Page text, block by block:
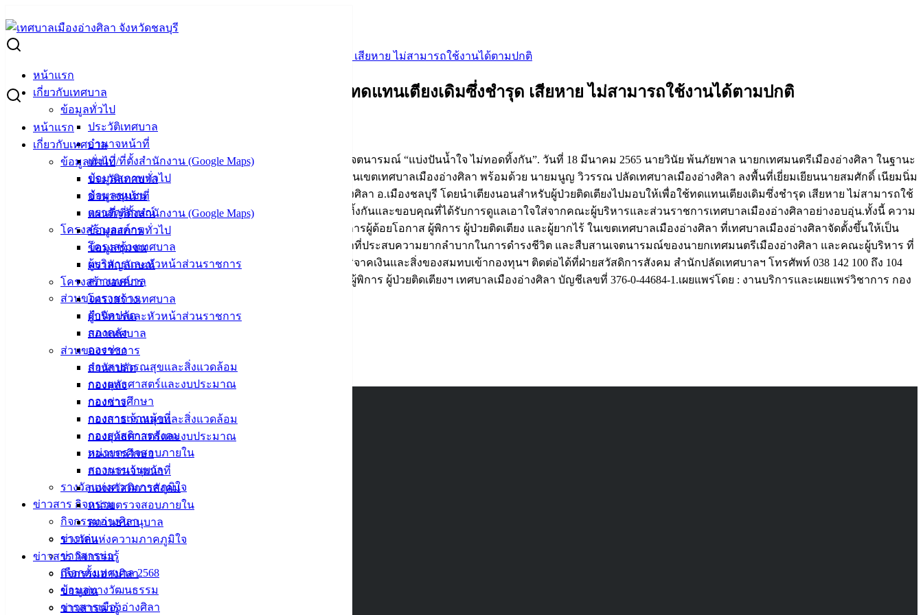
to
content
หน้าแรก
เกี่ยวกับเทศบาล
ข้อมูลทั่วไป
ประวัติเทศบาล
อำนาจหน้าที่
แผนที่/ที่ตั้งสำนักงาน (Google Maps)
ข้อมูลสภาพทั่วไป
ข้อมูลชุมชน
ตราสัญลักษณ์
โครงสร้างองค์กร
โครงสร้างเทศบาล
ผู้บริหารและหัวหน้าส่วนราชการ
สภาเทศบาล
ส่วนของราชการ
สำนักปลัด
กองคลัง
กองช่าง
กองสาธารณสุขและสิ่งแวดล้อม
กองยุทธศาสตร์และงบประมาณ
กองการศึกษา
กองการเจ้าหน้าที่
กองสวัสดิการสังคม
หน่วยตรวจสอบภายใน
สถานธนานุบาล
รางวัลแห่งความภาคภูมิใจ
ข่าวสาร กิจกรรม
กิจกรรมอ่างศิลา
ข่าวเด่น
ข่าวสารน่ารู้
เลือกตั้งเทศบาล 2568
ข้อมูลทางวัฒนธรรม
วารสารเมืองอ่างศิลา
หน้าแรก
เกี่ยวกับเทศบาล
ข้อมูลทั่วไป
ประวัติเทศบาล
อำนาจหน้าที่
แผนที่/ที่ตั้งสำนักงาน (Google Maps)
ข้อมูลสภาพทั่วไป
ข้อมูลชุมชน
ตราสัญลักษณ์
โครงสร้างองค์กร
โครงสร้างเทศบาล
ผู้บริหารและหัวหน้าส่วนราชการ
สภาเทศบาล
ส่วนของราชการ
สำนักปลัด
กองคลัง
กองช่าง
กองสาธารณสุขและสิ่งแวดล้อม
กองยุทธศาสตร์และงบประมาณ
กองการศึกษา
กองการเจ้าหน้าที่
กองสวัสดิการสังคม
หน่วยตรวจสอบภายใน
สถานธนานุบาล
รางวัลแห่งความภาคภูมิใจ
ข่าวสาร กิจกรรม
กิจกรรมอ่างศิลา
ข่าวเด่น
ข่าวสารน่ารู้
Search
for:
นำเตียงนอนสำหรับผู้ป่วยติดเตียงไปมอบให้เพื่อใช้ทดแทนเตียงเดิมซึ่งชำรุด เสียหาย ไม่สามารถใช้งานได้ตามปกติ
นำเตียงนอนสำหรับผู้ป่วยติดเตียงไปมอบให้เพื่อใช้ทดแทนเตียงเดิมซึ่งชำรุด เสียหาย ไม่สามารถใช้งานได้ตามปกติ
มีนาคม 18, 2022มีนาคม 21, 2022
“เทศบาลเมืองอ่างศิลา ไม่ทิ้งกัน” มอบเตียงช่วยเหลือผู้ป่วยติดเตียง สืบสานเจตนารมณ์ “แบ่งปันน้ำใจ ไม่ทอดทิ้งกัน”. วันที่ 18 มีนาคม 2565 นายวินัย พ้นภัยพาล นายกเทศมนตรีเมืองอ่างศิลา ในฐานะ
ประธานกองทุนสวัสดิการผู้ด้อยโอกาส ผู้พิการ ผู้ป่วยติดเตียง และผู้ยากไร้ ในเขตเทศบาลเมืองอ่างศิลา พร้อมด้วย นายมนูญ วิวรรณ ปลัดเทศบาลเมืองอ่างศิลา ลงพื้นที่เยี่ยมเยียนนายสมศักดิ์ เนียมนิ่ม
ผู้ป่วยติดเตียงไม่สามารถเดินได้ พักอยู่ภายในถนนมิตรสัมพันธ์ ซอย 2 ต.อ่างศิลา อ.เมืองชลบุรี โดยนำเตียงนอนสำหรับผู้ป่วยติดเตียงไปมอบให้เพื่อใช้ทดแทนเตียงเดิมซึ่งชำรุด เสียหาย ไม่สามารถใช้
งานได้ตามปกติ ซึ่งนายสมศักดิ์ เนียมนิ่ม ได้แสดงความซาบซึ้งใจที่ไม่ทอดทิ้งกันและขอบคุณที่ได้รับการดูแลเอาใจใส่จากคณะผู้บริหารและส่วนราชการเทศบาลเมืองอ่างศิลาอย่างอบอุ่น.ทั้งนี้ ความ
ช่วยเหลือดังกล่าว นับเป็นการดำเนินการภายใต้แนวทางของกองทุนสวัสดิการผู้ด้อยโอกาส ผู้พิการ ผู้ป่วยติดเตียง และผู้ยากไร้ ในเขตเทศบาลเมืองอ่างศิลา ที่เทศบาลเมืองอ่างศิลาจัดตั้งขึ้นให้เป็น
กลไกหนึ่งในการขับเคลื่อนส่งความช่วยเหลือไปสู่ชาวเทศบาลเมืองอ่างศิลาที่ประสบความยากลำบากในการดำรงชีวิต และสืบสานเจตนารมณ์ของนายกเทศมนตรีเมืองอ่างศิลา และคณะผู้บริหาร ที่
ต้องการแบ่งปันน้ำใจไม่ทอดทิ้งกัน.ประชาชนที่ต้องการร่วมแบ่งปันน้ำใจบริจาคเงินและสิ่งของสมทบเข้ากองทุนฯ ติดต่อได้ที่ฝ่ายสวัสดิการสังคม สำนักปลัดเทศบาลฯ โทรศัพท์ 038 142 100 ถึง 104
ต่อ 103 หรือบัญชีธนาคารกรุงไทย ชื่อบัญชี กองทุนสวัสดิการผู้ด้อยโอกาส ผู้พิการ ผู้ป่วยติดเตียงฯ เทศบาลเมืองอ่างศิลา บัญชีเลขที่ 376-0-44684-1.เผยแพร่โดย : งานบริการและเผยแพร่วิชาการ กอง
ยุทธศาสตร์และงบประมาณ เทศบาลเมืองอ่างศิลา
เทศบาลเมืองอ่างศิลา
สำนักงานเทศบาลเมืองอ่างศิลา 90/338 ม.3
ต.เสม็ด อ.เมือง จ.ชลบุรี 20000
038-142-100-104
บริการประชาชน
ดาวน์โหลดแบบฟอร์ม, เอกสาร
คู่มือสำหรับประชาชน/คู่มือการปฏิบัติงาน
ข่าวสารน่ารู้